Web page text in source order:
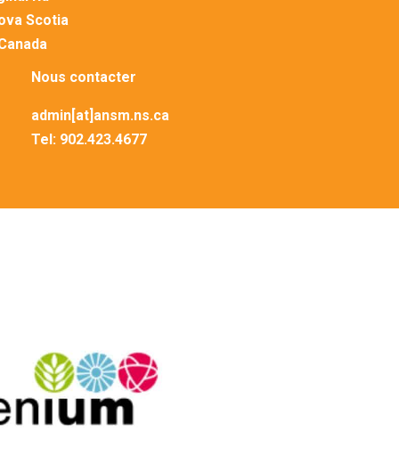
Scotia
Nous contacter
admin[at]ansm.ns.ca
Tel: 902.423.4677